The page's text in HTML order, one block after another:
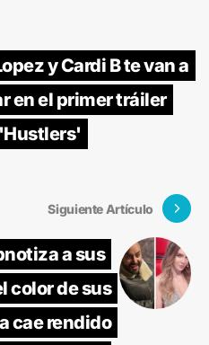
y Cardi B te van a
en el primer tráiler
Siguiente Artículo
a sus
color de sus
cae rendido